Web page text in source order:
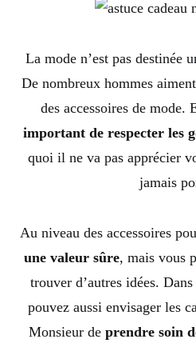
La mode n’est pas destinée
De nombreux hommes
des accessoires de mode.
important de respecter les
quoi il ne va pas apprécier
jamais
Au niveau des accessoires
une valeur sûre, mais vous
trouver d’autres idées.
pouvez aussi envisager les
Monsieur de prendre soin